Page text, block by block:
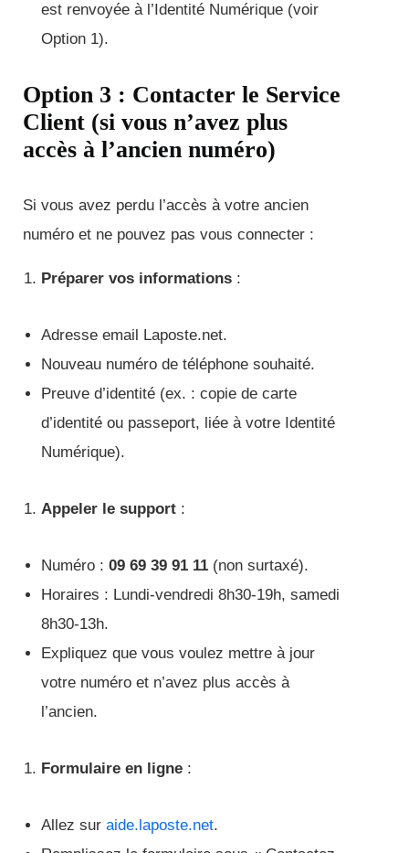
est renvoyée à l’Identité Numérique (voir
Option 1).
Option 3 : Contacter le Service
Client (si vous n’avez plus
accès à l’ancien numéro)
Si vous avez perdu l’accès à votre ancien
numéro et ne pouvez pas vous connecter :
Préparer vos informations :
Adresse email Laposte.net.
Nouveau numéro de téléphone souhaité.
Preuve d’identité (ex. : copie de carte
d’identité ou passeport, liée à votre Identité
Numérique).
Appeler le support :
Numéro : 09 69 39 91 11 (non surtaxé).
Horaires : Lundi-vendredi 8h30-19h, samedi
8h30-13h.
Expliquez que vous voulez mettre à jour
votre numéro et n’avez plus accès à
l’ancien.
Formulaire en ligne :
Allez sur aide.laposte.net.